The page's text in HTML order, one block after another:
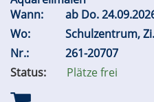
Wann:
ab Do.
Wo:
Schulzentrum,
Nr.:
261-20707
Status:
Plätze frei